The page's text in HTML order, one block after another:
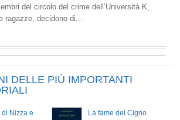
del circolo del crime dell’Università K,
ragazze, decidono di...
DELLE PIÙ IMPORTANTI
di Nizza e
La fame del Cigno